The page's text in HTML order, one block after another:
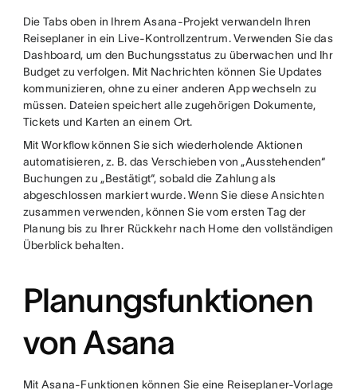
Die Tabs oben in Ihrem Asana-Projekt verwandeln Ihren
Reiseplaner in ein Live-Kontrollzentrum. Verwenden Sie das
Dashboard, um den Buchungsstatus zu überwachen und Ihr
Budget zu verfolgen. Mit Nachrichten können Sie Updates
kommunizieren, ohne zu einer anderen App wechseln zu
müssen. Dateien speichert alle zugehörigen Dokumente,
Tickets und Karten an einem Ort.
Mit Workflow können Sie sich wiederholende Aktionen
automatisieren, z. B. das Verschieben von „Ausstehenden“
Buchungen zu „Bestätigt“, sobald die Zahlung als
abgeschlossen markiert wurde. Wenn Sie diese Ansichten
zusammen verwenden, können Sie vom ersten Tag der
Planung bis zu Ihrer Rückkehr nach Home den vollständigen
Überblick behalten.
Planungsfunktionen
von Asana
Mit Asana-Funktionen können Sie eine Reiseplaner-Vorlage